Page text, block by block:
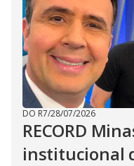
DO R7/28/07/2026
RECORD
institucional